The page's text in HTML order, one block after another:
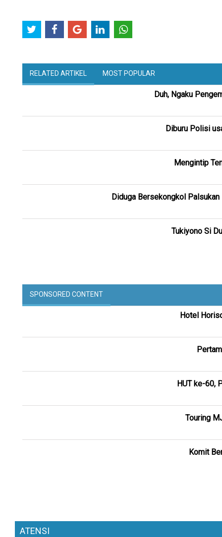
RELATED ARTIKEL MOST POPULAR
Duh, Ngaku
Diburu Polisi
Mengintip
Diduga Bersekongkol
Tukiyono Si
SPONSORED CONTENT
Hotel
HUT ke-60,
Touring
Komit
ATENSI